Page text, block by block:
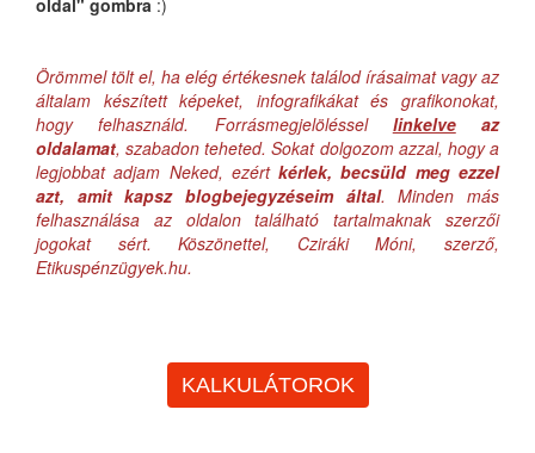
oldal" gombra :)
Örömmel tölt el, ha elég értékesnek találod írásaimat vagy az
általam készített képeket, infografikákat és grafikonokat,
hogy felhasználd. Forrásmegjelöléssel linkelveaz
oldalamat, szabadon teheted. Sokat dolgozom azzal, hogy a
legjobbat adjam Neked, ezértkérlek, becsüld meg ezzel
azt, amit kapsz blogbejegyzéseim által. Minden más
felhasználása az oldalon található tartalmaknak szerzői
jogokat sért. Köszönettel, Cziráki Móni, szerző,
Etikuspénzügyek.hu.
KALKULÁTOROK